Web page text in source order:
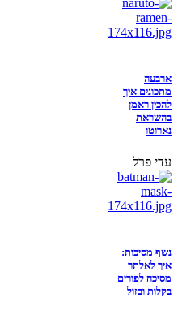
ארבעה
מתכונים איך
להכין ראמן
בהשראת
נארוטו
עדי פרל
נשף מסיכות:
איך לאלתר
מסיכה לפורים
בקלות ובזול